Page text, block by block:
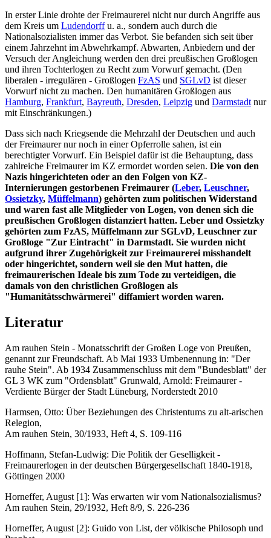
In erster Linie drohte der Freimaurerei nicht nur durch Angriffe aus
dem Kreis um Ludendorffu. a., sondern auch durch die
Nationalsozialisten immer das Verbot. Sie befanden sich seit über
einem Jahrzehnt im Abwehrkampf. Abwarten, Anbiedern und der
Versuch der Angleichung werden den drei preußischen Großlogen
und ihren Tochterlogen zu Recht zum Vorwurf gemacht. (Den
liberalen - irregulären - Großlogen FzAS und SGLvD ist dieser
Vorwurf nicht zu machen. Den humanitären Großlogen aus
Hamburg, Frankfurt, Bayreuth, Dresden, Leipzig und Darmstadt nur
mit Einschränkungen.)
Dass sich nach Kriegsende die Mehrzahl der Deutschen und auch
der Freimaurer nur noch in einer Opferrolle sahen, ist ein
berechtigter Vorwurf. Ein Beispiel dafür ist die Behauptung, dass
zahlreiche Freimaurer im KZ ermordet worden seien. Die von den
Nazis hingerichteten oder an den Folgen von KZ-
Internierungen gestorbenen Freimaurer (Leber, Leuschner,
Ossietzky, Müffelmann) gehörten zum politischen Widerstand
und waren fast alle Mitglieder von Logen, von denen sich die
preußischen Großlogen distanziert hatten. Leber und Ossietzky
gehörten zum FzAS, Müffelmann zur SGLvD, Leuschner zur
Großloge "Zur Eintracht" in Darmstadt. Sie wurden nicht
aufgrund ihrer Zugehörigkeit zur Freimaurerei misshandelt
oder hingerichtet, sondern weil sie den Mut hatten, die
freimaurerischen Ideale bis zum Tode zu verteidigen, die
damals von den christlichen Großlogen als
"Humanitätsschwärmerei" diffamiert worden waren.
Literatur
Am rauhen Stein - Monatsschrift der Großen Loge von Preußen,
genannt zur Freundschaft. Ab Mai 1933 Umbenennung in: "Der
rauhe Stein". Ab 1934 Zusammenschluss mit dem "Bundesblatt" der
GL 3 WK zum "Ordensblatt" Grunwald, Arnold: Freimaurer -
Verdiente Bürger der Stadt Lüneburg, Norderstedt 2010
Harmsen, Otto: Über Beziehungen des Christentums zu alt-arischen
Relegion,
Am rauhen Stein, 30/1933, Heft 4, S. 109-116
Hoffmann, Stefan-Ludwig: Die Politik der Geselligkeit -
Freimaurerlogen in der deutschen Bürgergesellschaft 1840-1918,
Göttingen 2000
Horneffer, August [1]: Was erwarten wir vom Nationalsozialismus?
Am rauhen Stein, 29/1932, Heft 8/9, S. 226-236
Horneffer, August [2]: Guido von List, der völkische Philosoph und